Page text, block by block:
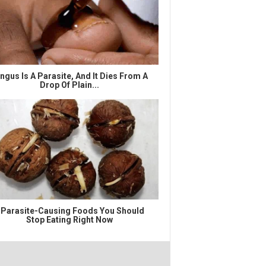
Is A Parasite, And It Dies From A
Drop Of Plain...
Causing Foods You Should
Stop Eating Right Now